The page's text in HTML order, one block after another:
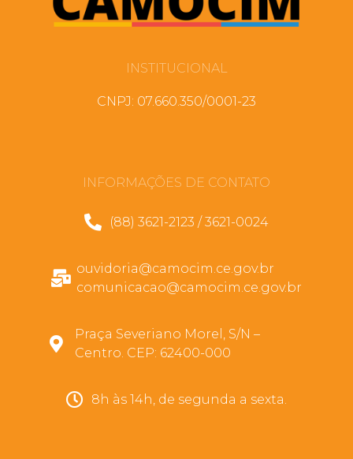
INSTITUCIONAL
CNPJ: 07.660.350/0001-23
INFORMAÇÕES DE CONTATO
(88) 3621-2123 / 3621-0024
ouvidoria@camocim.ce.gov.br
comunicacao@camocim.ce.gov.br
Praça Severiano Morel, S/N –
Centro. CEP: 62400-000
8h às 14h, de segunda a sexta.